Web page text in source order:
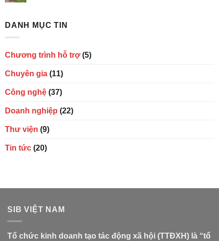
DANH MỤC TIN
Chương trình hỗ trợ(5)
Chuyên gia (11)
Công nghệ (37)
Doanh nghiệp (22)
Thư viện (9)
Tin tức (20)
SIB VIỆT NAM
Tổ chức kinh doanh tạo tác động xã hội (TTĐXH) là “tổ